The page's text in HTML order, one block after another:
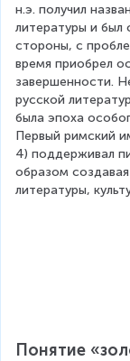
н.э. получил
литературы и был
стороны, с
время приобрел
завершенности.
русской
была эпоха
Первый римский
4) поддерживал
образом создавая
литературы,
Понятие